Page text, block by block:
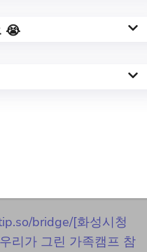
년수련
프 참가자
bridge/[화성시청
리가 그린 가족캠프 참
😭